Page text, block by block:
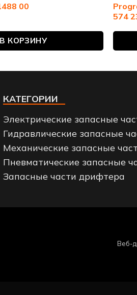
00
В КОРЗИНУ
574
КАТЕГОРИИ
Электрические запасные
Гидравлические запасные
Механические запасные
Пневматические запасные
Запасные части дрифтера
Веб-